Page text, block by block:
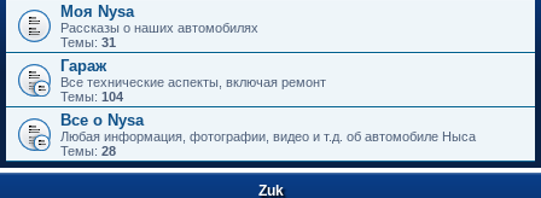
Моя Nysa
Рассказы о наших автомобилях
Темы: 31
Гараж
Все технические аспекты, включая ремонт
Темы: 104
Все о Nysa
Любая информация, фотографии, видео и т.д. об автомобиле Ныса
Темы: 28
Zuk